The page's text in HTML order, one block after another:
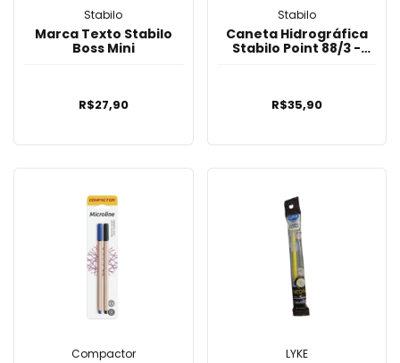
Stabilo
Marca Texto Stabilo
Boss Mini
R$27,90
Stabilo
Caneta Hidrográfica
Stabilo Point 88/3 -
R$35,90
Compactor LYKE